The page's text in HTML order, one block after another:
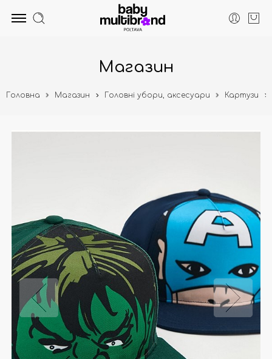
Магазин
Головна Магазин Головні убори, аксесуари Картузи